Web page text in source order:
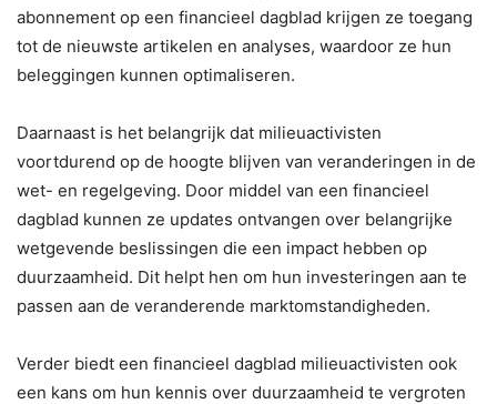
abonnement op een financieel dagblad krijgen ze toegang
tot de nieuwste artikelen en analyses, waardoor ze hun
beleggingen kunnen optimaliseren.
Daarnaast is het belangrijk dat milieuactivisten
voortdurend op de hoogte blijven van veranderingen in de
wet- en regelgeving. Door middel van een financieel
dagblad kunnen ze updates ontvangen over belangrijke
wetgevende beslissingen die een impact hebben op
duurzaamheid. Dit helpt hen om hun investeringen aan te
passen aan de veranderende marktomstandigheden.
Verder biedt een financieel dagblad milieuactivisten ook
een kans om hun kennis over duurzaamheid te vergroten